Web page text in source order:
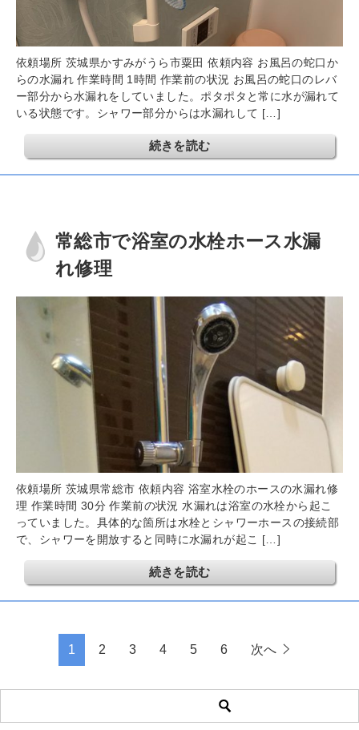
依頼場所 茨城県かすみがうら市粟田 依頼内容 お風呂の蛇口か
らの水漏れ 作業時間 1時間 作業前の状況 お風呂の蛇口のレバ
ー部分から水漏れをしていました。ポタポタと常に水が漏れて
いる状態です。シャワー部分からは水漏れして […]
続きを読む
常総市で浴室の水栓ホース水漏
れ修理
依頼場所 茨城県常総市 依頼内容 浴室水栓のホースの水漏れ修
理 作業時間 30分 作業前の状況 水漏れは浴室の水栓から起こ
っていました。具体的な箇所は水栓とシャワーホースの接続部
で、シャワーを開放すると同時に水漏れが起こ […]
続きを読む
1 2 3 4 5 6 次へ